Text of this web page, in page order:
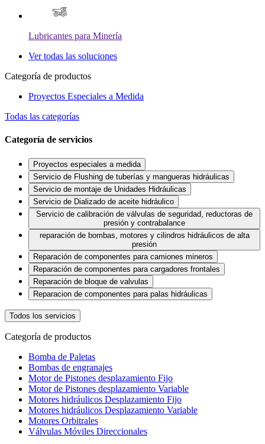
Lubricantes para Minería
Ver todas las soluciones
Categoría de productos
Proyectos Especiales a Medida
Todas las categorías
Categoría de servicios
Proyectos especiales a medida
Servicio de Flushing de tuberías y mangueras hidráulicas
Servicio de montaje de Unidades Hidráulicas
Servicio de Dializado de aceite hidráulico
Servicio de calibración de válvulas de seguridad, reductoras de
presión y contrabalance
reparación de bombas, motores y cilindros hidráulicos de alta
presión
Reparación de componentes para camiones mineros
Reparación de componentes para cargadores frontales
Reparación de bloque de valvulas
Reparacion de componentes para palas hidráulicas
Todos los servicios
Categoría de productos
Bomba de Paletas
Bombas de engranajes
Motor de Pistones desplazamiento Fijo
Motor de Pistones desplazamiento Variable
Motores hidráulicos Desplazamiento Fijo
Motores hidráulicos Desplazamiento Variable
Motores Orbitrales
Válvulas Móviles Direccionales